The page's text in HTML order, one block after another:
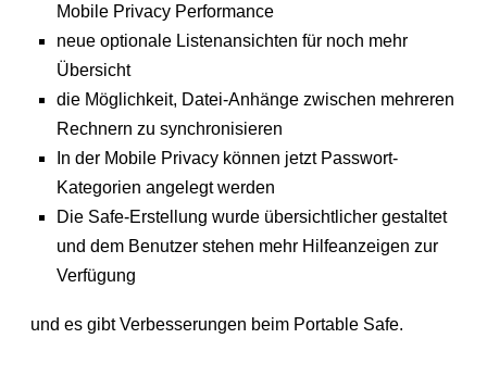
Mobile Privacy Performance
neue optionale Listenansichten für noch mehr
Übersicht
die Möglichkeit, Datei-Anhänge zwischen mehreren
Rechnern zu synchronisieren
In der Mobile Privacy können jetzt Passwort-
Kategorien angelegt werden
Die Safe-Erstellung wurde übersichtlicher gestaltet
und dem Benutzer stehen mehr Hilfeanzeigen zur
Verfügung
und es gibt Verbesserungen beim Portable Safe.